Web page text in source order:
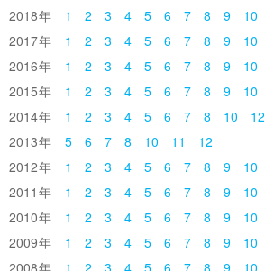
2018
1 2 3 4 5 6 7 8 9 10
2017
1 2 3 4 5 6 7 8 9 10
2016
1 2 3 4 5 6 7 8 9 10
2015
1 2 3 4 5 6 7 8 9 10
2014
1 2 3 4 5 6 7 8 10
12
2013
5 6 7 8 10 11
12
2012
1 2 3 4 5 6 7 8 9 10
2011
1 2 3 4 5 6 7 8 9 10
2010
1 2 3 4 5 6 7 8 9 10
2009
1 2 3 4 5 6 7 8 9 10
2008
1 2 3 4 5 6 7 8 9 10